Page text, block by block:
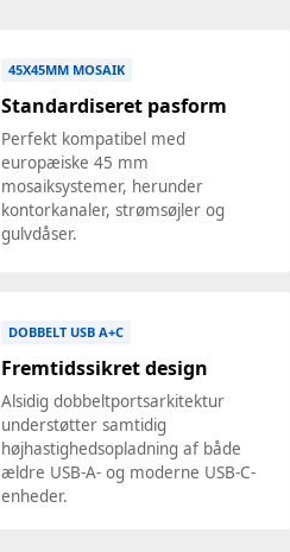
45X45MM MOSAIK
Standardiseret pasform
Perfekt kompatibel med
europæiske 45 mm
mosaiksystemer, herunder
kontorkanaler, strømsøjler og
gulvdåser.
DOBBELT USB A+C
Fremtidssikret design
Alsidig dobbeltportsarkitektur
understøtter samtidig
højhastighedsopladning af både
ældre USB-A- og moderne USB-C-
enheder.